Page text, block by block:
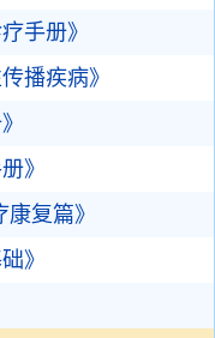
手册》
播疾病》
》
复篇》
》